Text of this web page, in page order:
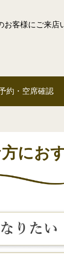
お客様にご来店
約・空席確認
にお